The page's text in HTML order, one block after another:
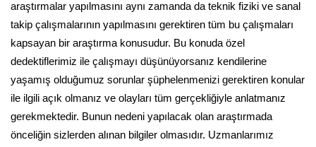
araştırmalar yapılmasını aynı zamanda da teknik fiziki ve sanal
takip çalışmalarının yapılmasını gerektiren tüm bu çalışmaları
kapsayan bir araştırma konusudur. Bu konuda özel
dedektiflerimiz ile çalışmayı düşünüyorsanız kendilerine
yaşamış olduğumuz sorunlar şüphelenmenizi gerektiren konular
ile ilgili açık olmanız ve olayları tüm gerçekliğiyle anlatmanız
gerekmektedir. Bunun nedeni yapılacak olan araştırmada
önceliğin sizlerden alınan bilgiler olmasıdır. Uzmanlarımız